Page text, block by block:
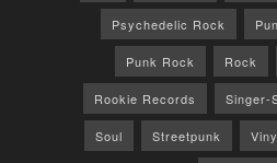
Psychedelic Rock
Punk Rock Rock
Rookie Records Singer-
Soul Streetpunk